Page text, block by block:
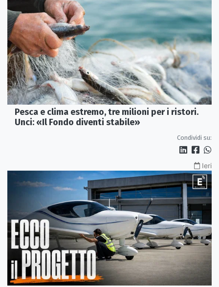
Pesca e clima estremo, tre milioni per i ristori.
Unci: «Il Fondo diventi stabile»
Condividi su:
Ieri